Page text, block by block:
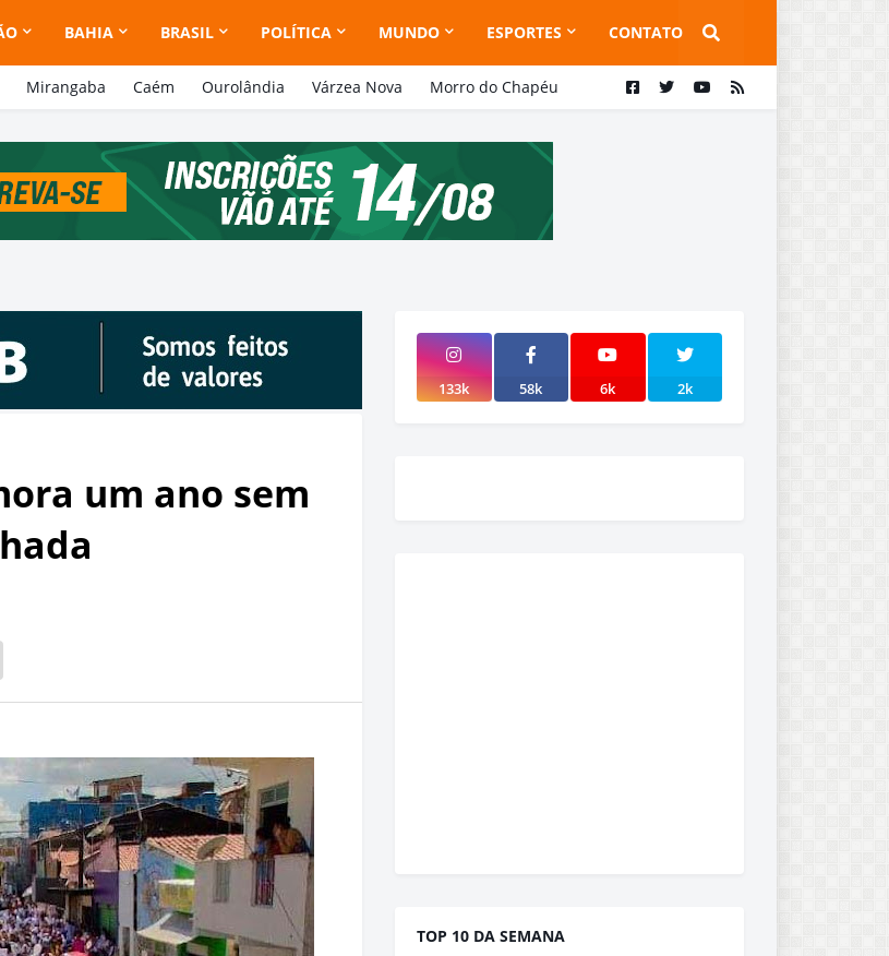
BAHIA BRASIL POLÍTICA MUNDO ESPORTES CONTATO
Mirangaba Caém Ourolândia Várzea Nova Morro do Chapéu
um ano sem
133k 58k 6k 2k
TOP 10 DA SEMANA